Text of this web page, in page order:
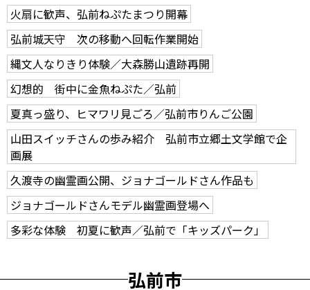
火扇に歓声、弘前ねぷたまつり開幕
弘前城天守 次の移動へ回転作業開始
縄文人なりきり体験／大森勝山遺跡再開
幻想的 街中に金魚ねぷた／弘前
夏真っ盛り、ヒマワリ見ごろ／弘前市りんご公園
山田スイッチさんの歩み紹介 弘前市立郷土文学館で企
画展
久渡寺の幽霊画公開、ジョナゴールドさん作品も
ジョナゴールドさんモデル幽霊画登場へ
多彩な体験 初夏に歓声／弘前で「キッズパーク」
弘前市